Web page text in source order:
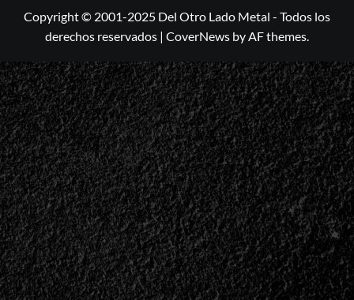
Copyright © 2001-2025 Del Otro Lado Metal - Todos los
derechos reservados | CoverNews by AF themes.